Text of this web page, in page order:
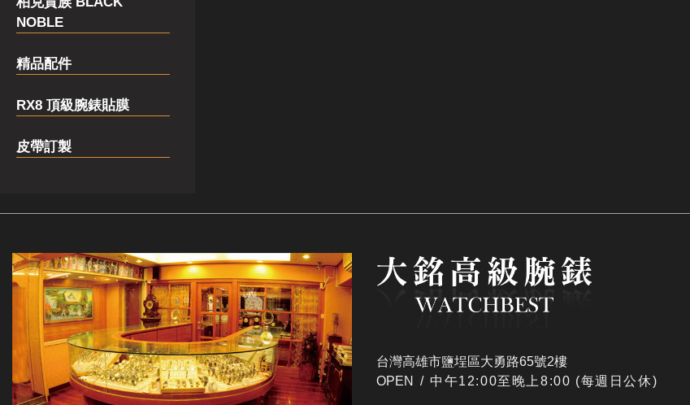
NOBLE
精品配件
RX8 頂級腕錶貼膜
皮帶訂製
台灣高雄市鹽埕區大勇路65號2樓
OPEN / ​中午12:00至晚上8:00 (每週日公休)